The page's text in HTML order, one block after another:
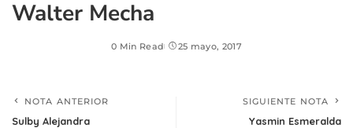
Walter Mecha
0 Min Read 25 mayo, 2017
NOTA ANTERIOR
Sulby Alejandra
SIGUIENTE NOTA
Yasmin Esmeralda